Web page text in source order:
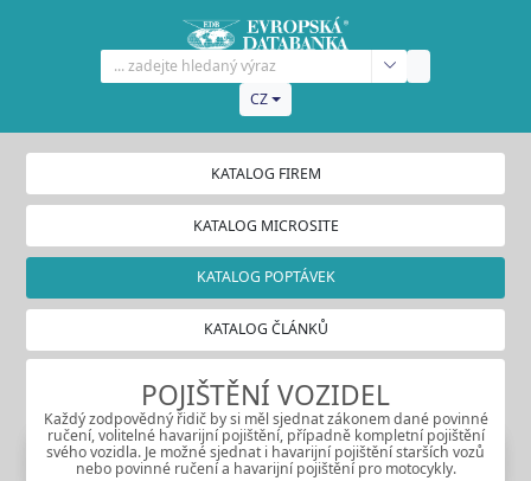
CZ
KATALOG FIREM
KATALOG MICROSITE
KATALOG POPTÁVEK
KATALOG ČLÁNKŮ
POJIŠTĚNÍ VOZIDEL
Každý zodpovědný řidič by si měl sjednat zákonem dané povinné
ručení, volitelné havarijní pojištění, případně kompletní pojištění
svého vozidla. Je možné sjednat i havarijní pojištění starších vozů
nebo povinné ručení a havarijní pojištění pro motocykly.